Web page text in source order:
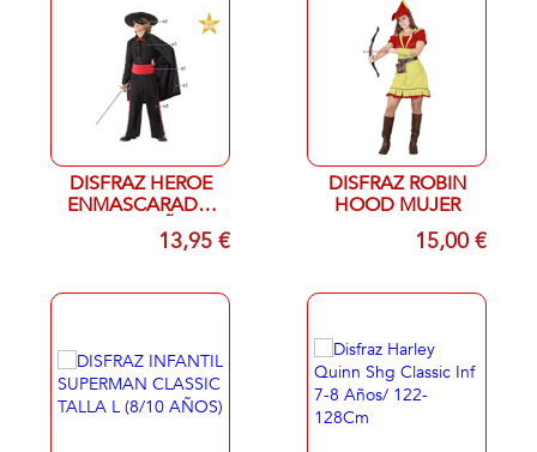
DISFRAZ HEROE
ENMASCARADO
(10 A 12 AÑOS)
13,95 €
DISFRAZ ROBIN
HOOD MUJER
15,00 €